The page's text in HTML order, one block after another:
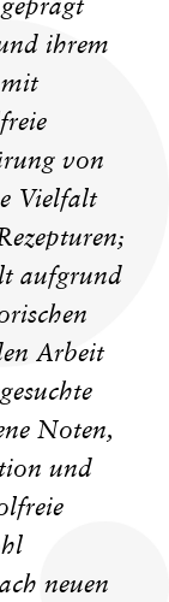
ihrem
von
Vielfalt
aufgrund
Arbeit
Noten,
und
neuen